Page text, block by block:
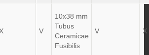
X V
10x38 mm
Tubus
Ceramicae
Fusibilis
V X